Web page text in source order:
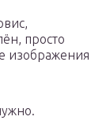
просто
изображения